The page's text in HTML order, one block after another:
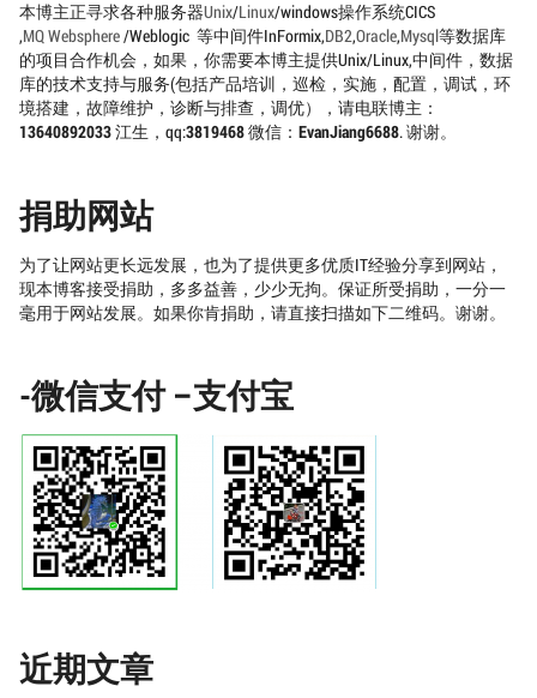
本博主正寻求各种服务器Unix/Linux/windows操作系统CICS
,MQWebsphere/Weblogic 等中间件InFormix,DB2,Oracle,Mysql等数据库
的项目合作机会，如果，你需要本博主提供Unix/Linux,中间件，数据
库的技术支持与服务(包括产品培训，巡检，实施，配置，调试，环
境搭建，故障维护，诊断与排查，调优），请电联博主：
13640892033江生，qq:3819468微信： EvanJiang6688. 谢谢。
捐助网站
为了让网站更长远发展，也为了提供更多优质IT经验分享到网站，
现本博客接受捐助，多多益善，少少无拘。保证所受捐助，一分一
毫用于网站发展。如果你肯捐助，请直接扫描如下二维码。谢谢。
-微信支付 –支付宝
近期文章